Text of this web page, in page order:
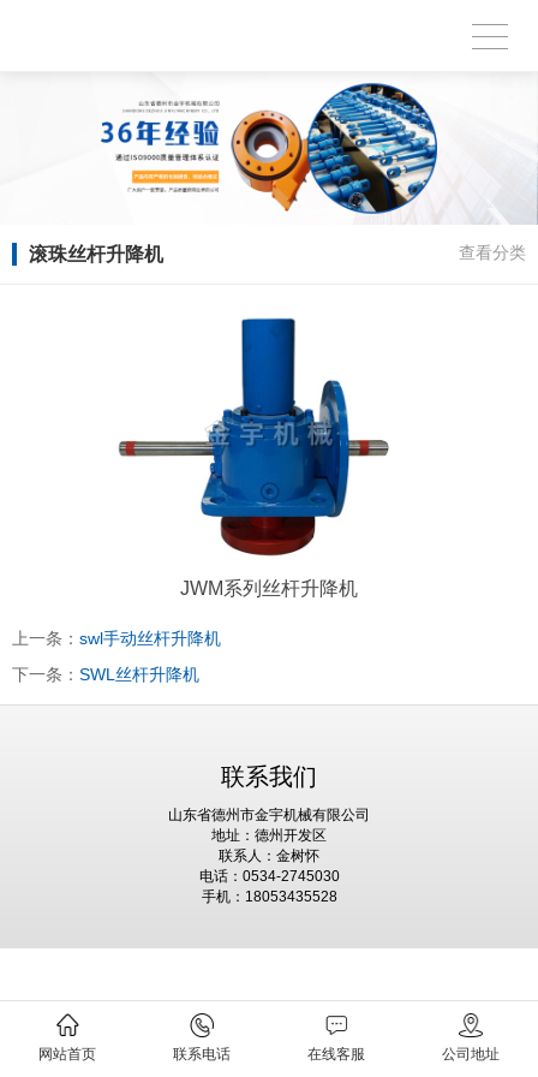
滚珠丝杆升降机 查看分类
JWM系列丝杆升降机
上一条： swl手动丝杆升降机
下一条： SWL丝杆升降机
网站首页 联系电话 在线客服 公司地址
联系我们
山东省德州市金宇机械有限公司
地址：德州开发区
联系人：金树怀
电话：0534-2745030
手机：18053435528